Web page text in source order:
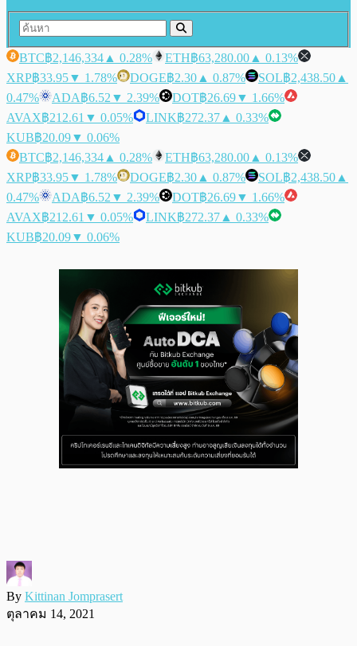
BTC฿2,146,334 ▲ 0.28% ETH฿63,280.00 ▲ 0.13%
XRP฿33.95▼ 1.78% DOGE฿2.30 ▲ 0.87% SOL฿2,438.50 ▲
0.47%
ADA฿6.52 ▼ 2.39% DOT฿26.69▼ 1.66%
AVAX฿212.61 ▼ 0.05% LINK฿272.37 ▲ 0.33%
KUB฿20.09▼ 0.06%
BTC฿2,146,334 ▲ 0.28% ETH฿63,280.00 ▲ 0.13%
XRP฿33.95▼ 1.78% DOGE฿2.30 ▲ 0.87% SOL฿2,438.50 ▲
0.47%
ADA฿6.52 ▼ 2.39% DOT฿26.69▼ 1.66%
AVAX฿212.61 ▼ 0.05% LINK฿272.37 ▲ 0.33%
KUB฿20.09▼ 0.06%
By Kittinan Jomprasert
ตุลาคม 14, 2021